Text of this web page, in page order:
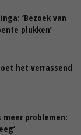
‘Bezoek van
plukken’
het verrassend
problemen: